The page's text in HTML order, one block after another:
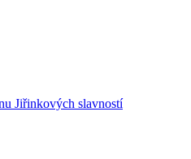
Jiřinkových slavností